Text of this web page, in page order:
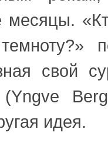
месяцы.
свой
идея.